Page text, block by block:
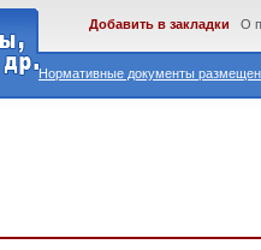
Нормативные документы
Добавить в закладки О